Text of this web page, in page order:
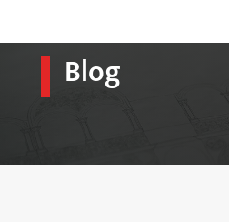
Blog